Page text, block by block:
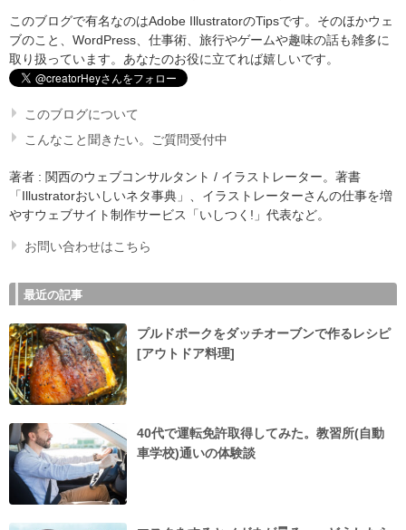
このブログで有名なのはAdobe IllustratorのTipsです。そのほかウェ
ブのこと、WordPress、仕事術、旅行やゲームや趣味の話も雑多に
取り扱っています。あなたのお役に立てれば嬉しいです。
このブログについて
こんなこと聞きたい。ご質問受付中
著者 : 関西のウェブコンサルタント / イラストレーター。著書
「Illustratorおいしいネタ事典」、イラストレーターさんの仕事を増
やすウェブサイト制作サービス「いしつく!」代表など。
お問い合わせはこちら
最近の記事
プルドポークをダッチオーブンで作るレシピ
[アウトドア料理]
40代で運転免許取得してみた。教習所(自動
車学校)通いの体験談